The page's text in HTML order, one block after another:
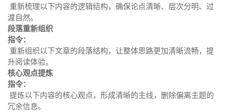
重新梳理以下内容的逻辑结构，确保论点清晰、层次分明、过
渡自然。
段落重新组织
指令：
重新组织以下文章的段落结构，让整体思路更加清晰流畅，提
升阅读体验。
核心观点提炼
指令：
提炼以下内容的核心观点，形成清晰的主线，删除偏离主题的
冗余信息。